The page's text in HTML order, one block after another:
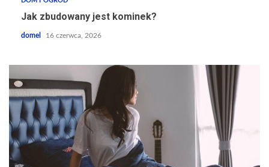
Jak zbudowany jest kominek?
domel 16 czerwca, 2026